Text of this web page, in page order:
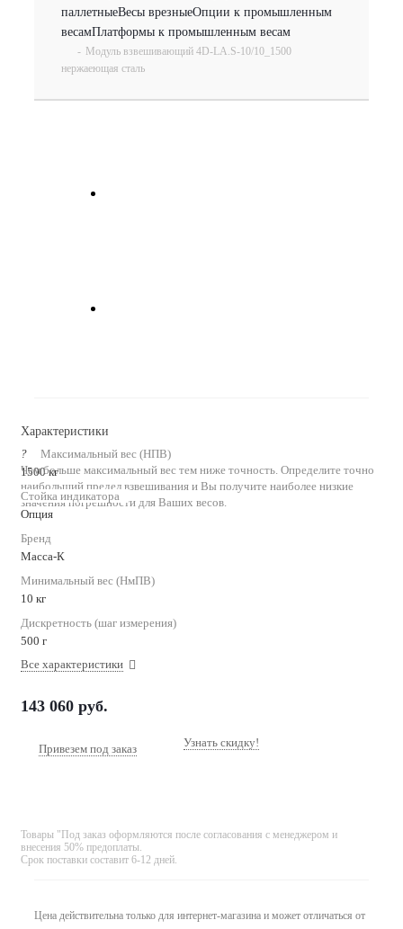
паллетныеВесы врезныеОпции к промышленным
весамПлатформы к промышленным весам
- Модуль взвешивающий 4D-LA.S-10/10_1500
нержаеющая сталь
Характеристики
?
Чем больше максимальный вес тем ниже точность. Определите точно
наибольший предел взвешивания и Вы получите наиболее низкие
значения погрешности для Ваших весов.
Максимальный вес (НПВ)
1500 кг
Стойка индикатора
Опция
Бренд
Масса-К
Минимальный вес (НмПВ)
10 кг
Дискретность (шаг измерения)
500 г
Все характеристики
143 060 руб.
Привезем под заказ Узнать скидку!
Товары "Под заказ оформляются после согласования с менеджером и
внесения 50% предоплаты.
Срок поставки составит 6-12 дней.
Цена действительна только для интернет-магазина и может отличаться от